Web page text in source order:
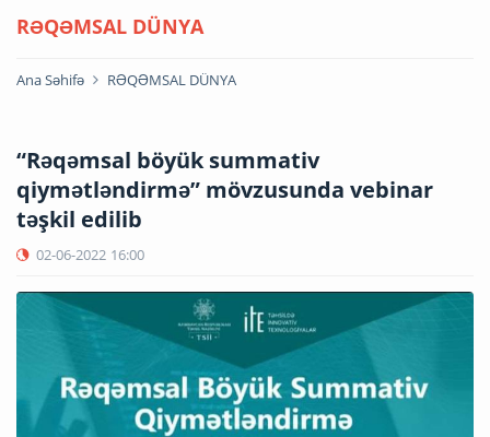
RƏQƏMSAL DÜNYA
Ana Səhifə RƏQƏMSAL DÜNYA
“Rəqəmsal böyük summativ
qiymətləndirmə” mövzusunda vebinar
təşkil edilib
02-06-2022 16:00